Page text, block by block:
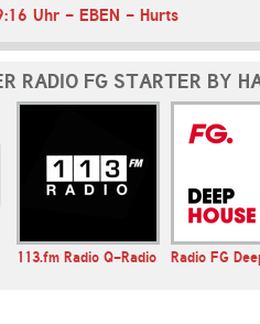
Uhr - EBEN - Hurts
RADIO FG STARTER BY
113.fm Radio Q-Radio Radio FG